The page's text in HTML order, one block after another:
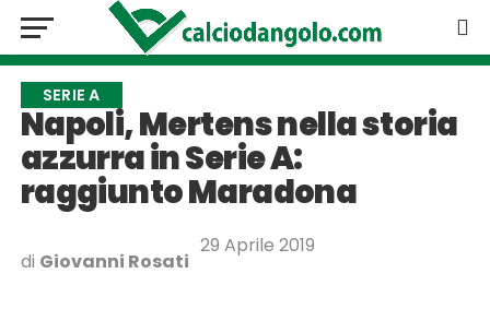
SERIE A
Napoli, Mertens nella storia
azzurra in Serie A:
raggiunto Maradona
di Giovanni Rosati
29 Aprile 2019